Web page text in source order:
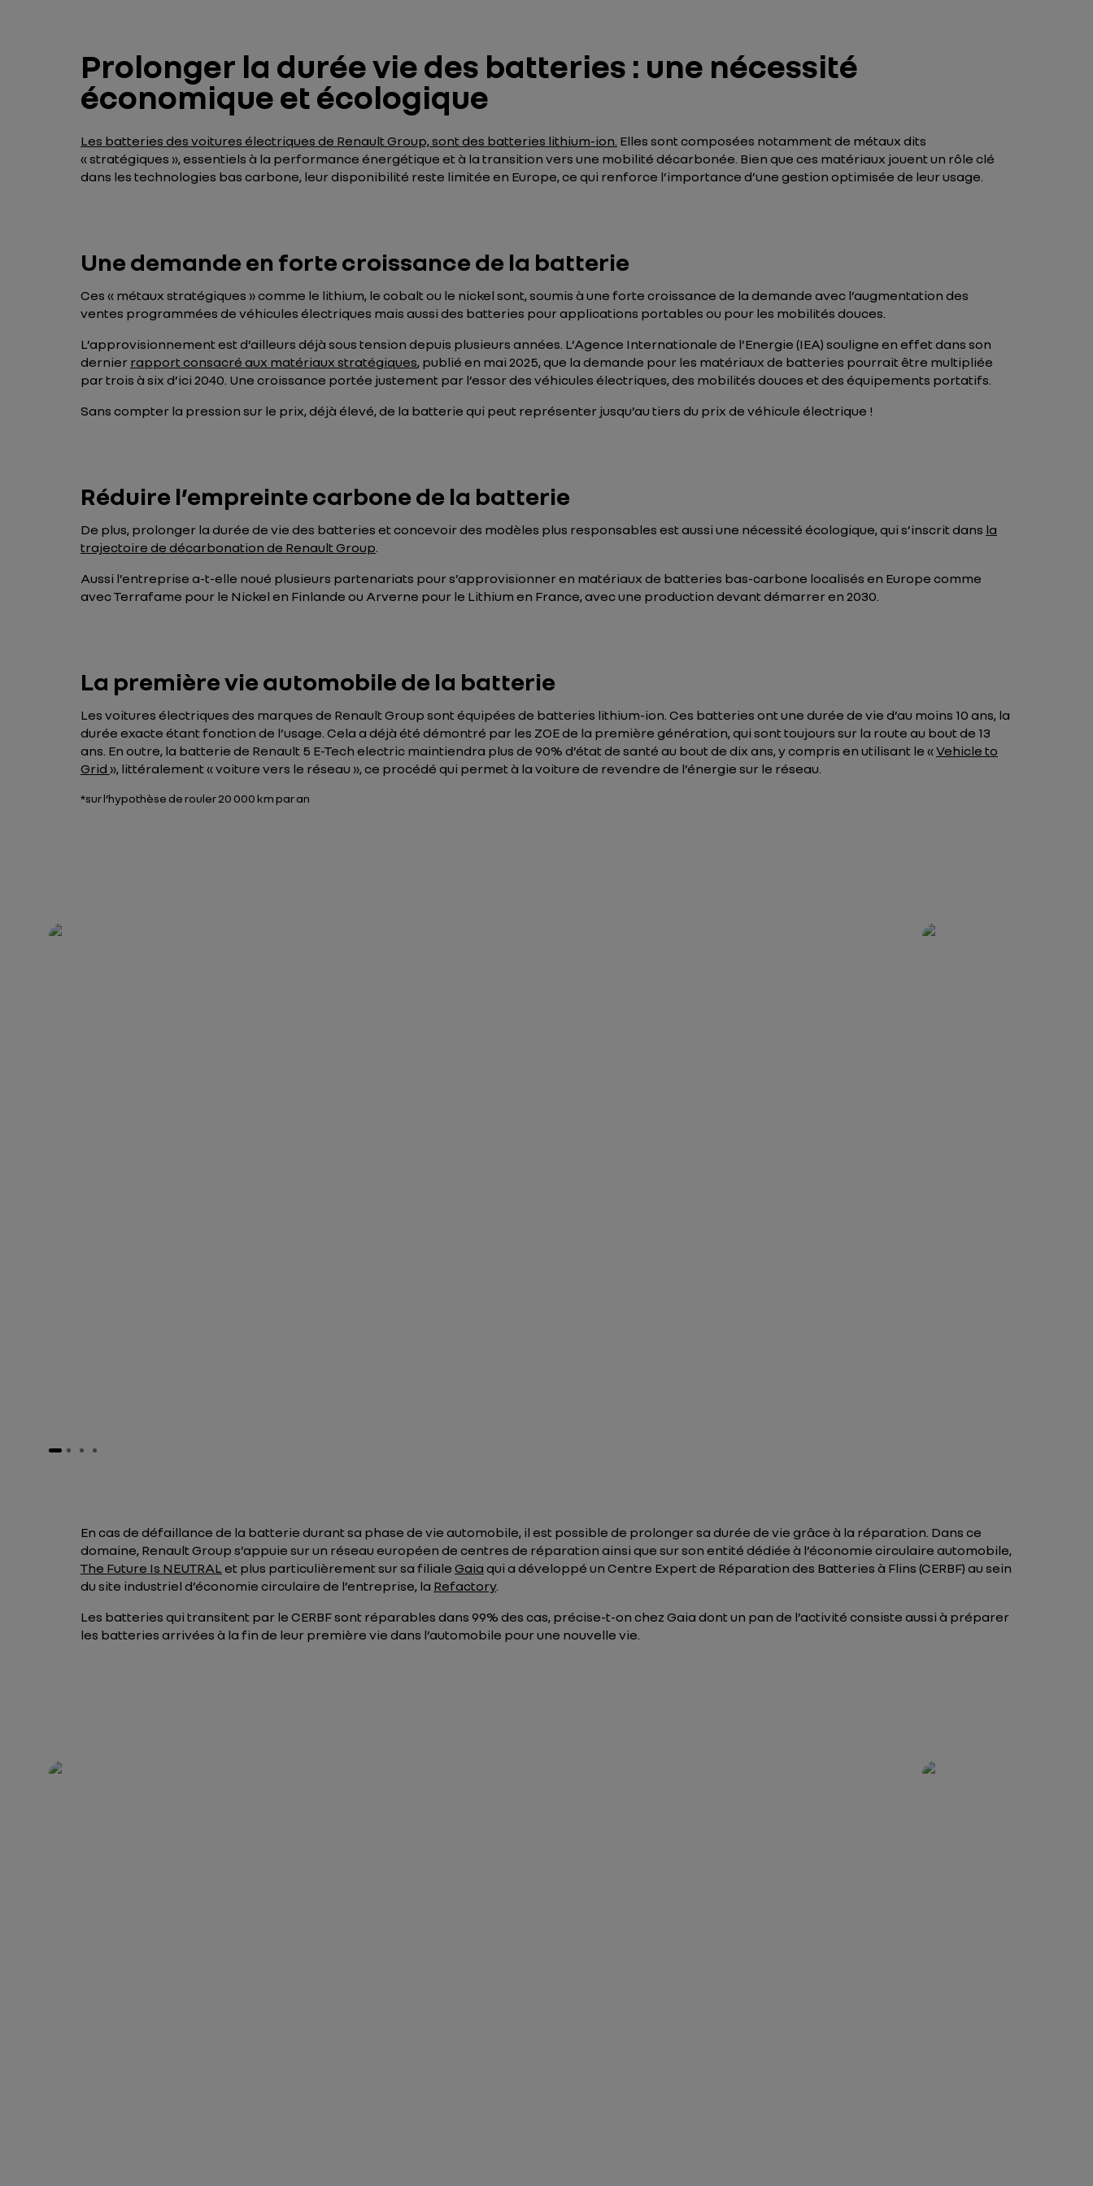
Prolonger la durée vie des batteries : une nécessité
économique et écologique
Les batteries des voitures électriques de Renault Group, sont des batteries lithium-ion. Elles sont composées notamment de métaux dits
« stratégiques », essentiels à la performance énergétique et à la transition vers une mobilité décarbonée. Bien que ces matériaux jouent un rôle clé
dans les technologies bas carbone, leur disponibilité reste limitée en Europe, ce qui renforce l’importance d’une gestion optimisée de leur usage.
Une demande en forte croissance de la batterie
Ces « métaux stratégiques » comme le lithium, le cobalt ou le nickel sont, soumis à une forte croissance de la demande avec l’augmentation des
ventes programmées de véhicules électriques mais aussi des batteries pour applications portables ou pour les mobilités douces.
L’approvisionnement est d’ailleurs déjà sous tension depuis plusieurs années. L’Agence Internationale de l’Energie (IEA) souligne en effet dans son
dernier rapport consacré aux matériaux stratégiques, publié en mai 2025, que la demande pour les matériaux de batteries pourrait être multipliée
par trois à six d’ici 2040. Une croissance portée justement par l’essor des véhicules électriques, des mobilités douces et des équipements portatifs.
Sans compter la pression sur le prix, déjà élevé, de la batterie qui peut représenter jusqu’au tiers du prix de véhicule électrique !
Réduire l’empreinte carbone de la batterie
De plus, prolonger la durée de vie des batteries et concevoir des modèles plus responsables est aussi une nécessité écologique, qui s’inscrit dans la
trajectoire de décarbonation de Renault Group.
Aussi l’entreprise a-t-elle noué plusieurs partenariats pour s’approvisionner en matériaux de batteries bas-carbone localisés en Europe comme
avec Terrafame pour le Nickel en Finlande ou Arverne pour le Lithium en France, avec une production devant démarrer en 2030.
La première vie automobile de la batterie
Les voitures électriques des marques de Renault Group sont équipées de batteries lithium-ion. Ces batteries ont une durée de vie d’au moins 10 ans, la
durée exacte étant fonction de l’usage. Cela a déjà été démontré par les ZOE de la première génération, qui sont toujours sur la route au bout de 13
ans. En outre, la batterie de Renault 5 E-Tech electric maintiendra plus de 90% d’état de santé au bout de dix ans, y compris en utilisant le «Vehicle to
Grid », littéralement « voiture vers le réseau », ce procédé qui permet à la voiture de revendre de l’énergie sur le réseau.
*sur l’hypothèse de rouler 20 000 km par an
En cas de défaillance de la batterie durant sa phase de vie automobile, il est possible de prolonger sa durée de vie grâce à la réparation. Dans ce
domaine, Renault Group s’appuie sur un réseau européen de centres de réparation ainsi que sur son entité dédiée à l’économie circulaire automobile,
The Future Is NEUTRALet plus particulièrement sur sa filiale Gaia qui a développé un Centre Expert de Réparation des Batteries à Flins (CERBF) au sein
du site industriel d’économie circulaire de l’entreprise, la Refactory.
Les batteries qui transitent par le CERBF sont réparables dans 99% des cas, précise-t-on chez Gaia dont un pan de l’activité consiste aussi à préparer
les batteries arrivées à la fin de leur première vie dans l’automobile pour une nouvelle vie.